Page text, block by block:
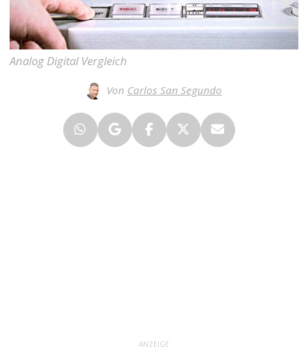
Analog Digital Vergleich
Von Carlos San Segundo
ANZEIGE